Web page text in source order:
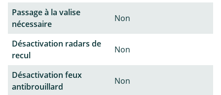
Passage à la valise
nécessaire
Non
Désactivation radars de
recul
Non
Désactivation feux
antibrouillard
Non